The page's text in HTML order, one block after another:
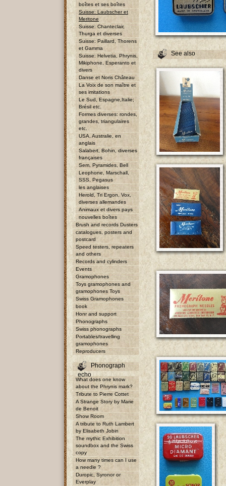
boîtes et ses boîtes
Suisse: Laubscher et
Meritone
Suisse: Chanteclair,
Thurga et diverses
Suisse: Paillard, Thorens
et Gamma
Suisse: Helvetia, Phrynis,
Mikiphone, Esperanto et
divers
Danse et Noris Château
La Voix de son maître et
ses imitations
Le Sud, Espagne,Italie;
Brésil etc.
Formes diverses: rondes,
grandes, triangulaires
etc.
USA, Australie, en
anglais
Salabert, Bohin, diverses
françaises
Sem, Pyramides, Bell
Leophone, Marschall,
SSS, Pegasus
les anglaises
Herold, Tri Ergon, Vox,
diverses allemandes
Animaux et divers pays
nouvelles boîtes
Brush and records Dusters
catalogues, posters and
postcard
Speed testers, repeaters
and others
Records and cylinders
Events
Gramophones
Toys gramophones and
gramophones Toys
Swiss Gramophones
book
Honr and support
Phonographs
Swiss phonographs
Portables/travelling
gramophones
Reproducers
Phonograph
echo
What does one know
about the Phrynis mark?
Tribute to Pierre Cottet
A Strange Story by Marie
de Benoit
Show Room
A tribute to Ruth Lambert
by Elisabeth Jobin
The mythic Exhibition
soundbox and the Swiss
copy
How many times can I use
a needle ?
Duropic, Syronor or
Everplay
See also